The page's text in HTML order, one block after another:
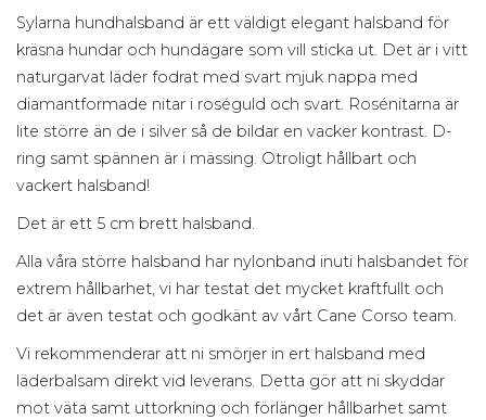
Sylarna hundhalsband är ett väldigt elegant halsband för
kräsna hundar och hundägare som vill sticka ut. Det är i vitt
naturgarvat läder fodrat med svart mjuk nappa med
diamantformade nitar i roséguld och svart. Rosénitarna är
lite större än de i silver så de bildar en vacker kontrast. D-
ring samt spännen är i mässing. Otroligt hållbart och
vackert halsband!
Det är ett 5 cm brett halsband.
Alla våra större halsband har nylonband inuti halsbandet för
extrem hållbarhet, vi har testat det mycket kraftfullt och
det är även testat och godkänt av vårt Cane Corso team.
Vi rekommenderar att ni smörjer in ert halsband med
läderbalsam direkt vid leverans. Detta gör att ni skyddar
mot väta samt uttorkning och förlänger hållbarhet samt